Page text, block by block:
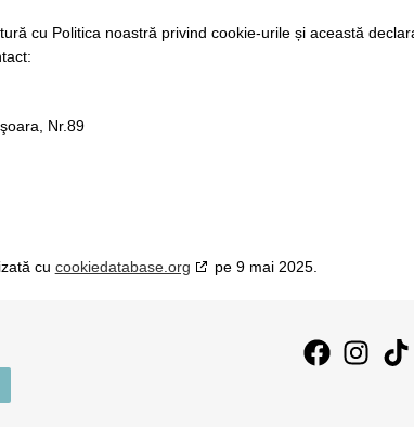
cu Politica noastră privind cookie-urile și această
Nr.89
cu cookiedatabase.org pe 9 mai 2025.